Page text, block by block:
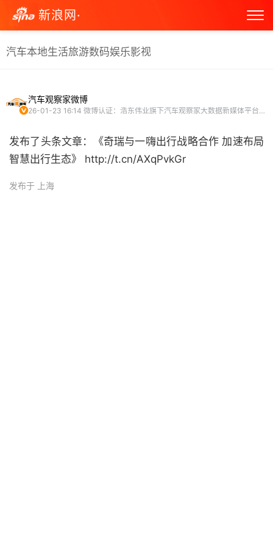
新浪网·
汽车本地生活旅游数码娱乐影视
汽车观察家微博
26-01-23 16:14 微博认证：浩东伟业旗下汽车观察家大数据新媒体平台联合创始人陈希
发布了头条文章：《奇瑞与一嗨出行战略合作 加速布局
智慧出行生态》 http://t.cn/AXqPvkGr ​
发布于 上海